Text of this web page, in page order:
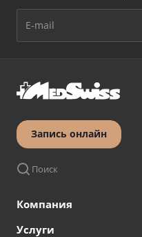
Запись онлайн
Поиск
Компания
Услуги